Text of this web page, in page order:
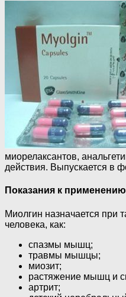
миорелаксантов,
действия. Выпускается в
Показания к применению
Миолгин назначается при
человека, как:
спазмы мышц;
травмы мышцы;
миозит;
растяжение мышц и
артрит;